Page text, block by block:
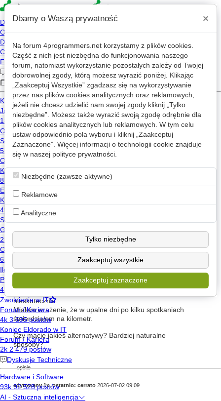
4p » Forum » Off-Topic
Antyperspirant bez aluminium
pradoslaw OP 2026-07-02 06:53
0
Antyperspiranty zawierają sole glinu/aluminium, np.
aluminum chlorohydrate albo aluminum zirconium,
które czasowo blokują ujścia gruczołów potowych.
aluminium.
Niestety to wszystko przez skórę dostaje się do
krwioobiegu i nie jest to obojętne dla naszego
organizmu.
Nie chce się tym truć.
Zamówiłem kiedyś na testy:
Nuxe Men Boost, dezodorant 24H, 50 ml - cena
40 zł
SVR Spirial Vegetal Roll-on, naturalny dezodorant
w kulce, 50 ml - cena 40 zł
i obydwa były zwykłymi dezodorantami, które
nieskutecznie.
Miałem wrażenie, że w upalne dni po kilku spotkaniach
śmierdziałem na kilometr.
Czy macie jakieś alternatywy? Bardziej naturalne
sposoby?
opinie
edytowany 1x, ostatnio: cerrato 2026-07-02 09:09
Dbamy o Waszą prywatność ×
Na forum 4programmers.net korzystamy z plików cookies.
Część z nich jest niezbędna do funkcjonowania naszego
forum, natomiast wykorzystanie pozostałych zależy od Twojej
dobrowolnej zgody, którą możesz wyrazić poniżej. Klikając
„Zaakceptuj Wszystkie” zgadzasz się na wykorzystywanie
przez nas plików cookies analitycznych oraz reklamowych,
jeżeli nie chcesz udzielić nam swojej zgody kliknij „Tylko
niezbędne”. Możesz także wyrazić swoją zgodę odrębnie dla
plików cookies analitycznych lub reklamowych. W tym celu
ustaw odpowiednio pola wyboru i kliknij „Zaakceptuj
Zaznaczone”. Więcej informacji o technologii cookie znajduje
się w naszej polityce prywatności.
Niezbędne (zawsze aktywne)
Reklamowe
Analityczne
Tylko niezbędne
Zaakceptuj wszystkie
Zaakceptuj zaznaczone